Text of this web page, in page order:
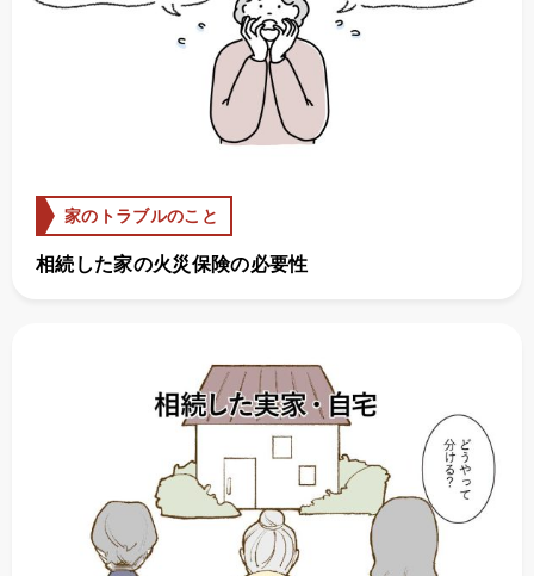
家のトラブルのこと
相続した家の火災保険の必要性